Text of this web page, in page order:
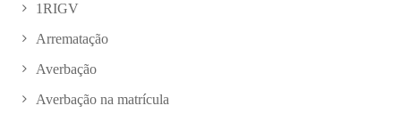
1RIGV
Arrematação
Averbação
Averbação na matrícula